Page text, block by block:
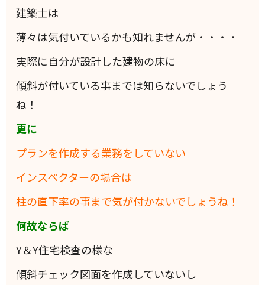
建築士は
薄々は気付いているかも知れませんが・・・・
実際に自分が設計した建物の床に
傾斜が付いている事までは知らないでしょう
ね！
更に
プランを作成する業務をしていない
インスペクターの場合は
柱の直下率の事まで気が付かないでしょうね！
何故ならば
Y＆Y住宅検査の様な
傾斜チェック図面を作成していないし